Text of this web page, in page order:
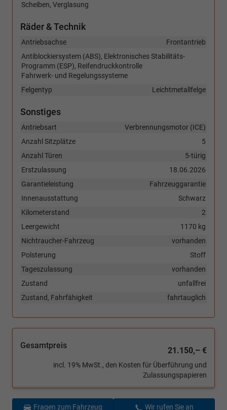
Scheiben, Verglasung
Räder & Technik
Frontantrieb
Antriebsachse
Antiblockiersystem (ABS), Elektronisches Stabilitäts-
Programm (ESP), Reifendruckkontrolle
Fahrwerk- und Regelungssysteme
Leichtmetallfelge
Felgentyp
Sonstiges
Verbrennungsmotor (ICE)
Antriebsart
5
Anzahl Sitzplätze
5-türig
Anzahl Türen
18.06.2026
Erstzulassung
Fahrzeuggarantie
Garantieleistung
Schwarz
Innenausstattung
2
Kilometerstand
1170 kg
Leergewicht
vorhanden
Nichtraucher-Fahrzeug
Stoff
Polsterung
vorhanden
Tageszulassung
unfallfrei
Zustand
fahrtauglich
Zustand, Fahrfähigkeit
Gesamtpreis
21.150,– €
incl. 19% MwSt., den Kosten für Überführung und
Zulassungspapieren
Fragen zum Fahrzeug Wir rufen Sie an